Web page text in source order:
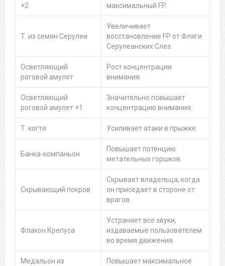
+2
максимальный FP.
Т. из семян Серулеи
Увеличивает
восстановление FP от Фляги
Серулеанских Слез.
Осветляющий
роговой амулет
Рост концентрации
внимания.
Осветляющий
роговой амулет +1
Значительно повышает
концентрацию внимания.
Т. когтя Усиливает атаки в прыжке.
Банка-компаньон
Повышает потенцию
метательных горшков.
Скрывающий покров
Скрывает владельца, когда
он приседает в стороне от
врагов.
Флакон Крепуса
Устраняет все звуки,
издаваемые пользователем
во время движения.
Медальон из
Повышает максимальное